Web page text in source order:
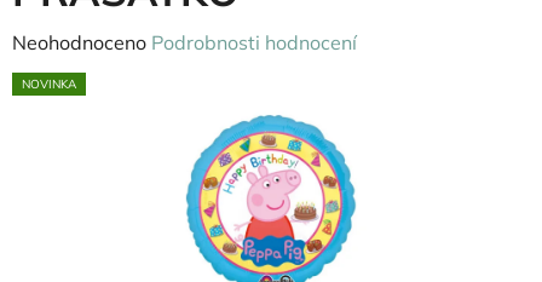
Průměrné
hodnocení
Neohodnoceno Podrobnosti hodnocení
NOVINKA